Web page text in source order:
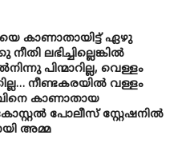
കാണാതായിട്ട് ഏഴു
ലഭിച്ചില്ലെങ്കിൽ
പിന്മാറില്ല, വെള്ളം
നീണ്ടകരയിൽ വള്ളം
കാണാതായ
പോലീസ് സ്റ്റേഷനിൽ
അമ്മ